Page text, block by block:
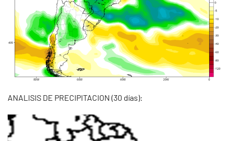
ANALISIS DE PRECIPITACION (30 días):